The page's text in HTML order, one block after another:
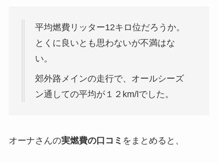
平均燃費リッター12キロ位だろうか。
とくに良いとも思わないが不満はな
い。
郊外路メインの走行で、オールシーズ
ン通しての平均が１２km/lでした。
オーナさんの実燃費の口コミ をまとめると、